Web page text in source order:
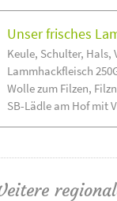
Unser frisches
Keule, Schulter,
Lammhackfleisch
Wolle zum Filzen,
SB-Lädle am Hof mit